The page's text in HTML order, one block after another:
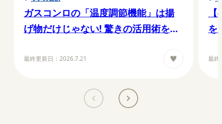
ガスコンロの「温度調節機能」は揚
げ物だけじゃない! 驚きの活用術を徹
最終更新日： 2026.7.21
を
最終